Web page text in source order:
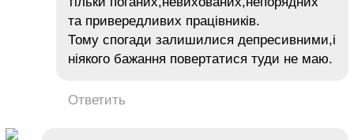
та привередливих працівників.
Тому спогади залишилися депресивними,і
ніякого бажання повертатися туди не маю.
Ответить